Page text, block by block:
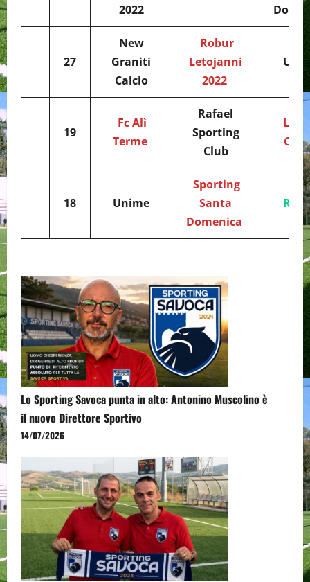
2022
27
New
Graniti
Calcio
Robur
Letojanni
2022
19
Fc Alì
Terme
Rafael
Sporting
Club
18 Unime
Sporting
Santa
Domenica
Lo Sporting Savoca punta in alto: Antonino Muscolino è
il nuovo Direttore Sportivo
14/07/2026